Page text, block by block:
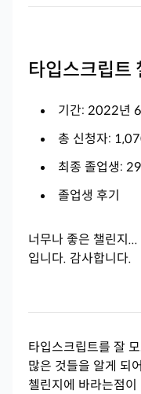
타입스크립트
기간: 2022년
총 신청자:
최종 졸업생:
졸업생 후기
너무나 좋은 챌린지
입니다. 감사합니다.
타입스크립트를 잘
많은 것들을 알게 되
첼린지에 바라는점